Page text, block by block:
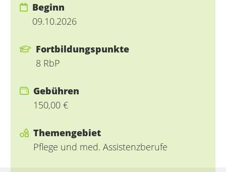
Beginn
09.10.2026
Fortbildungspunkte
8 RbP
Gebühren
150,00 €
Themengebiet
Pflege und med. Assistenzberufe